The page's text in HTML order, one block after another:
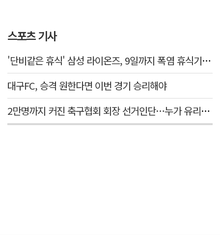
스포츠 기사
'단비같은 휴식' 삼성 라이온즈, 9일까지 폭염 휴식기에 재정비
대구FC, 승격 원한다면 이번 경기 승리해야
2만명까지 커진 축구협회 회장 선거인단…누가 유리할까